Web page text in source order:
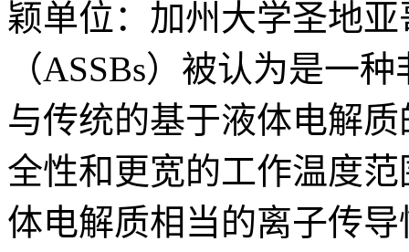
颖单位：加州大学圣地
（ASSBs）被认为是一
与传统的基于液体电解
全性和更宽的工作温度
体电解质相当的离子传